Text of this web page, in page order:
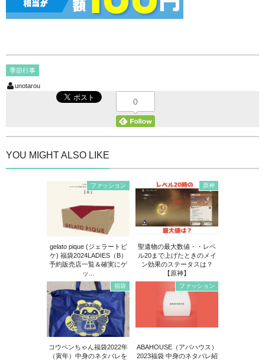
季節行事
unotarou
0
YOU MIGHT ALSO LIKE
ファッション
gelato pique (ジェラートピ
ケ) 福袋2024LADIES（B）
予約販売店一覧＆確実にゲ
ッ...
原神
聖遺物の最大数値・・レベ
ル20まで上げたときのメイ
ン効果のステータスは？
【原神】
福袋
コウペンちゃん福袋2022年
（寅年）中身のネタバレを
ファッション
ABAHOUSE（アバハウス）
2023福袋 中身のネタバレ紹